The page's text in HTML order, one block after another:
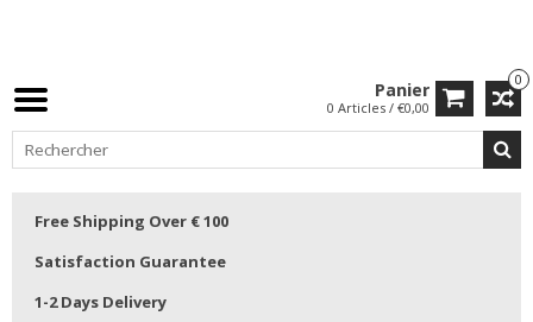
0
Panier
0 Articles / €0,00
Free Shipping Over € 100
Satisfaction Guarantee
1-2 Days Delivery